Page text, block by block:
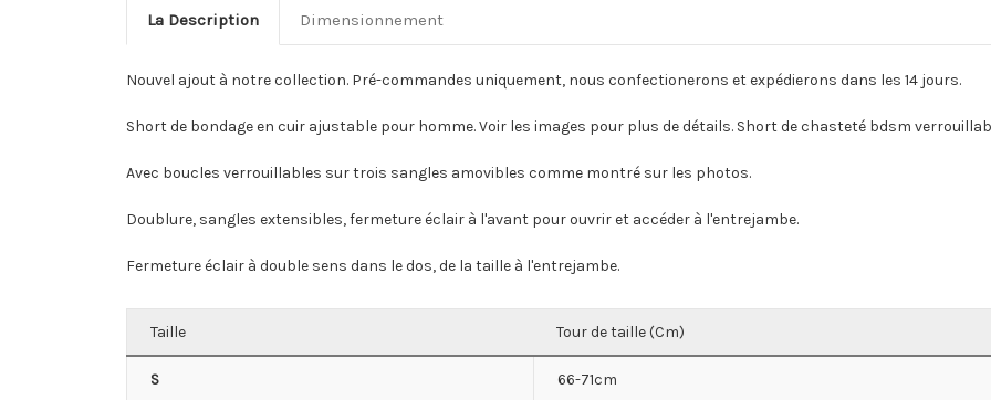
La Description Dimensionnement
Nouvel ajout à notre collection. Pré-commandes uniquement, nous confectionerons et expédierons dans les 14 jours.
Short de bondage en cuir ajustable pour homme. Voir les images pour plus de détails. Short de chasteté bdsm
Avec boucles verrouillables sur trois sangles amovibles comme montré sur les photos.
Doublure, sangles extensibles, fermeture éclair à l'avant pour ouvrir et accéder à l'entrejambe.
Fermeture éclair à double sens dans le dos, de la taille à l'entrejambe.
Taille Tour de taille (Cm)
S 66-71cm